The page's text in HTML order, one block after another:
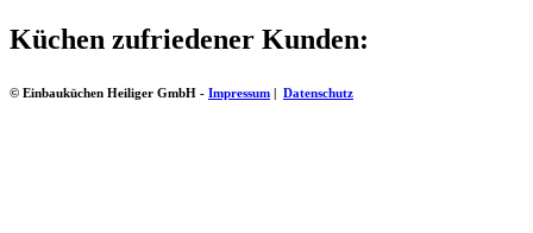
Küchen zufriedener Kunden:
© Einbauküchen Heiliger GmbH - Impressum | Datenschutz